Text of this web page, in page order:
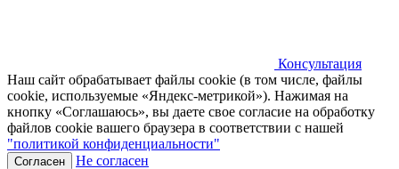
Консультация
Наш сайт обрабатывает файлы cookie (в том числе, файлы
cookie, используемые «Яндекс-метрикой»). Нажимая на
кнопку «Соглашаюсь», вы даете свое согласие на обработку
файлов cookie вашего браузера в соответствии с нашей
"политикой конфиденциальности"
Согласен Не согласен